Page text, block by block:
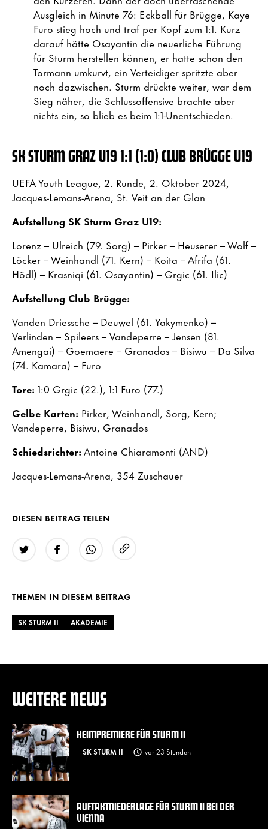
Ausgleich in Minute 76: Eckball für Brügge, Kaye
Furo stieg hoch und traf per Kopf zum 1:1. Kurz
darauf hätte Osayantin die neuerliche Führung
für Sturm herstellen können, er hatte schon den
Tormann umkurvt, ein Verteidiger spritzte aber
noch dazwischen. Sturm drückte weiter, war dem
Sieg näher, die Schlussoffensive brachte aber
nichts ein, so blieb es beim 1:1-Unentschieden.
SK STURM GRAZ U19 1:1 (1:0) CLUB BRÜGGE U19
UEFA Youth League, 2. Runde, 2. Oktober 2024,
Jacques-Lemans-Arena, St. Veit an der Glan
Aufstellung SK Sturm Graz U19:
Lorenz – Ulreich (79. Sorg) – Pirker – Heuserer – Wolf –
Löcker – Weinhandl (71. Kern) – Koita – Afrifa (61.
Hödl) – Krasniqi (61. Osayantin) – Grgic (61. Ilic)
Aufstellung Club Brügge:
Vanden Driessche – Deuwel (61. Yakymenko) –
Verlinden – Spileers – Vandeperre – Jensen (81.
Amengai) – Goemaere – Granados – Bisiwu – Da Silva
(74. Kamara) – Furo
Tore: 1:0 Grgic (22.), 1:1 Furo (77.)
Gelbe Karten: Pirker, Weinhandl, Sorg, Kern;
Vandeperre, Bisiwu, Granados
Schiedsrichter:Antoine Chiaramonti (AND)
Jacques-Lemans-Arena, 354 Zuschauer
DIESEN BEITRAG TEILEN
THEMEN IN DIESEM BEITRAG
SK STURM II AKADEMIE
WEITERE NEWS
HEIMPREMIERE FÜR STURM II
SK STURM II vor 23 Stunden
AUFTAKTNIEDERLAGE FÜR STURM II BEI DER
VIENNA